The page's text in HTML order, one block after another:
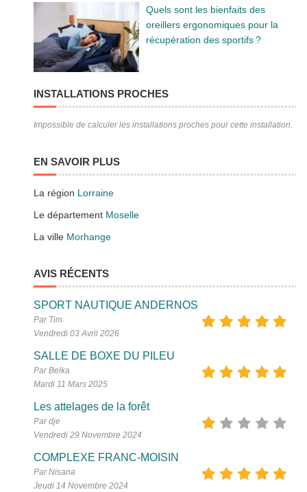
Quels sont les bienfaits des
oreillers ergonomiques pour la
récupération des sportifs ?
INSTALLATIONS PROCHES
Impossible de calculer les installations proches pour cette installation.
EN SAVOIR PLUS
La région Lorraine
Le département Moselle
La ville Morhange
AVIS RÉCENTS
SPORT NAUTIQUE ANDERNOS
Par Tim
Vendredi 03 Avril 2026
SALLE DE BOXE DU PILEU
Par Belka
Mardi 11 Mars 2025
Les attelages de la forêt
Par dje
Vendredi 29 Novembre 2024
COMPLEXE FRANC-MOISIN
Par Nisana
Jeudi 14 Novembre 2024